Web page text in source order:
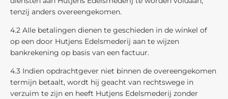
tenzij anders overeengekomen.
4.2 AIle betalingen dienen te geschieden in de winkel of
op een door Hutjens Edelsmederij aan te wijzen
bankrekening op basis van een factuur.
4.3 Indien opdrachtgever niet binnen de overeengekomen
termijn betaalt, wordt hij geacht van rechtswege in
verzuim te zijn en heeft Hutjens Edelsmederij zonder